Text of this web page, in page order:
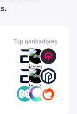
Top ganhadores
EVR GINI TOMI
EVR GINI PAW
MCH ON